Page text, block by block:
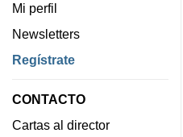
Mi perfil
Newsletters
Regístrate
CONTACTO
Cartas al director